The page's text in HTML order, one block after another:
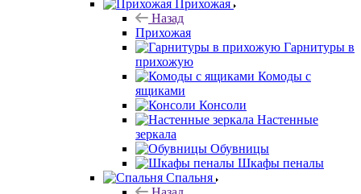
Прихожая
Назад
Прихожая
Гарнитуры в
прихожую
Комоды с
ящиками
Консоли
Настенные
зеркала
Обувницы
Шкафы пеналы
Спальня